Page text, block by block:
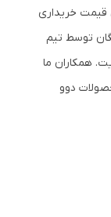
خریداری
توسط تیم
همکاران ما
دوو